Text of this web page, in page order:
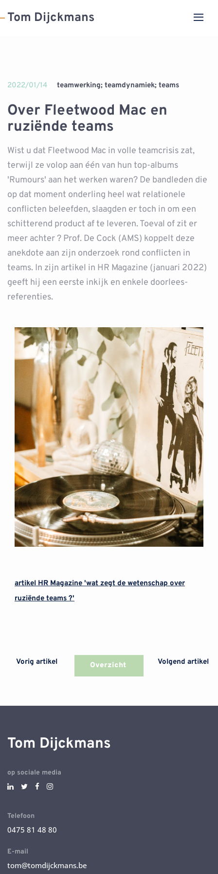
Tom Dijckmans
2022/01/14 teamwerking; teamdynamiek; teams
Over Fleetwood Mac en
ruziënde teams
Wist u dat Fleetwood Mac in volle teamcrisis zat,
terwijl ze volop aan één van hun top-albums
'Rumours' aan het werken waren? De bandleden die
op dat moment onderling heel wat relationele
conflicten beleefden, slaagden er toch in om een
schitterend product af te leveren. Toeval of zit er
meer achter ? Prof. De Cock (AMS) koppelt deze
anekdote aan zijn onderzoek rond conflicten in
teams. In zijn artikel in HR Magazine (januari 2022)
geeft hij een eerste inkijk en enkele doorlees-
referenties.
artikel HR Magazine 'wat zegt de wetenschap over
ruziënde teams ?'
Vorig artikel Volgend artikel
Overzicht
Tom Dijckmans
op sociale media
Telefoon
0475 81 48 80
E-mail
tom@tomdijckmans.be